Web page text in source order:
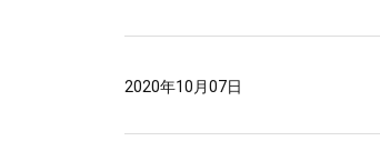
2020年10月07日